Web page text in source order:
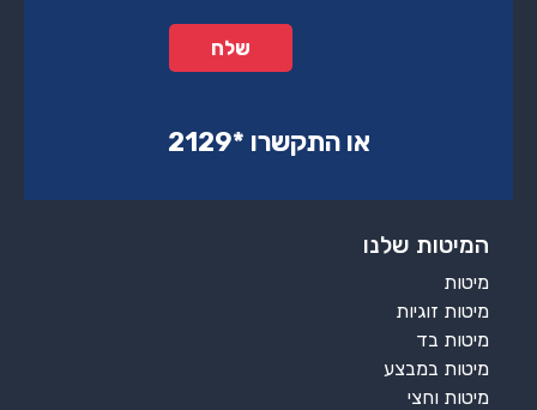
או התקשרו ‏*2129‏
המיטות שלנו
מיטות
מיטות זוגיות
מיטות בד
מיטות במבצע
מיטות וחצי